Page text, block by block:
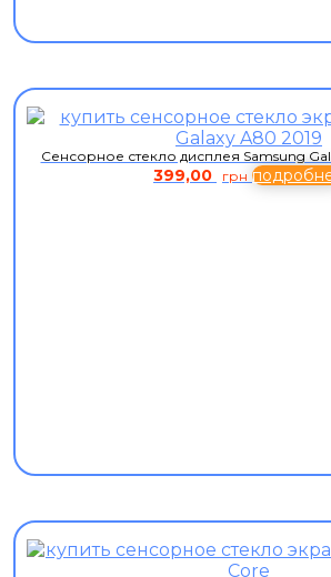
Сенсорное стекло дисплея Samsung
399,00 грн